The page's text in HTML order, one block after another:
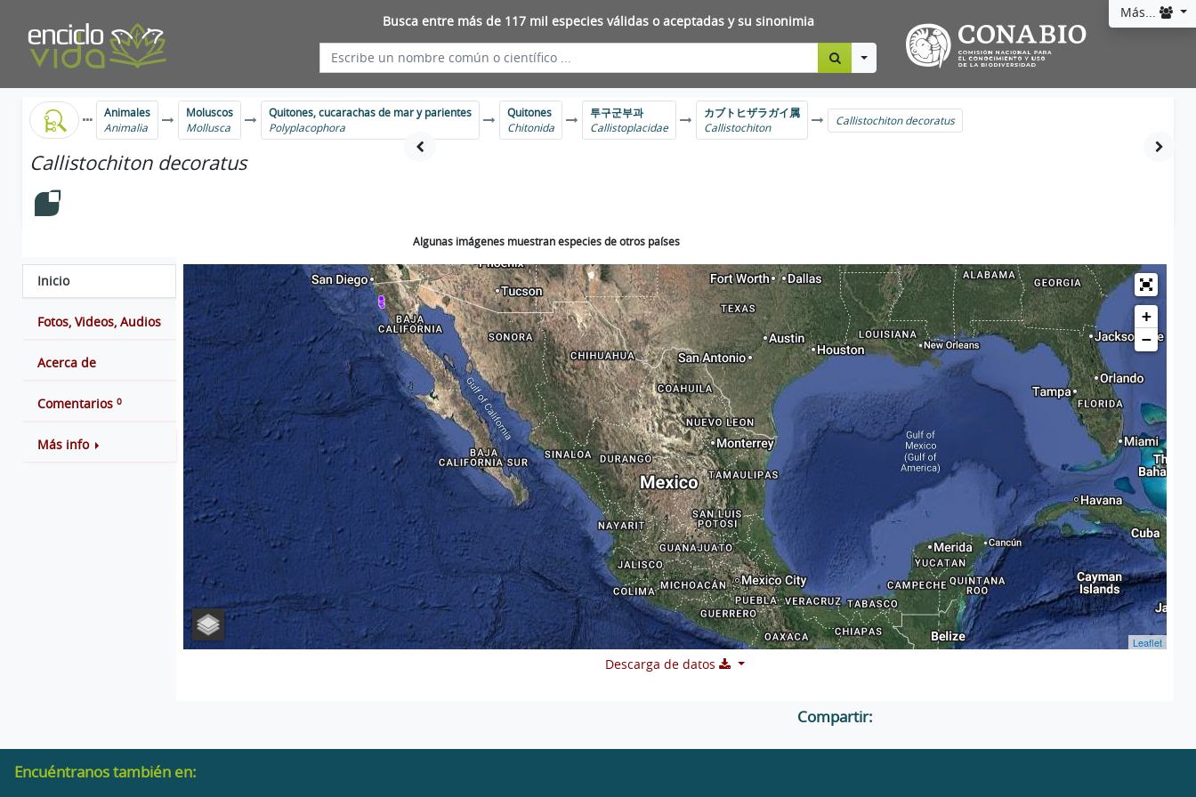
Más...
Busca entre más de 117 mil especies válidas o aceptadas y su sinonimia
Toggle Dropdown
Animales
Animalia
Moluscos
Mollusca
Quitones, cucarachas de mar y parientes
Polyplacophora
Quitones
Chitonida
투구군부과
Callistoplacidae
カブトヒザラガイ属
Callistochiton
Callistochiton decoratus
Callistochiton decoratus
Algunas imágenes muestran especies de otros países
Inicio
Fotos, Videos, Audios
Acerca de
Comentarios 0
Más info
+
−
Leaflet
Descarga de datos
Compartir:
Encuéntranos también en: